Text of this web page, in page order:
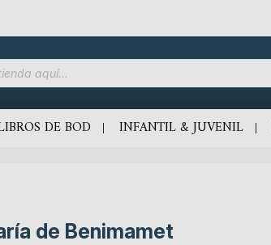
DE BOD INFANTIL & JUVENIL
de Benimamet